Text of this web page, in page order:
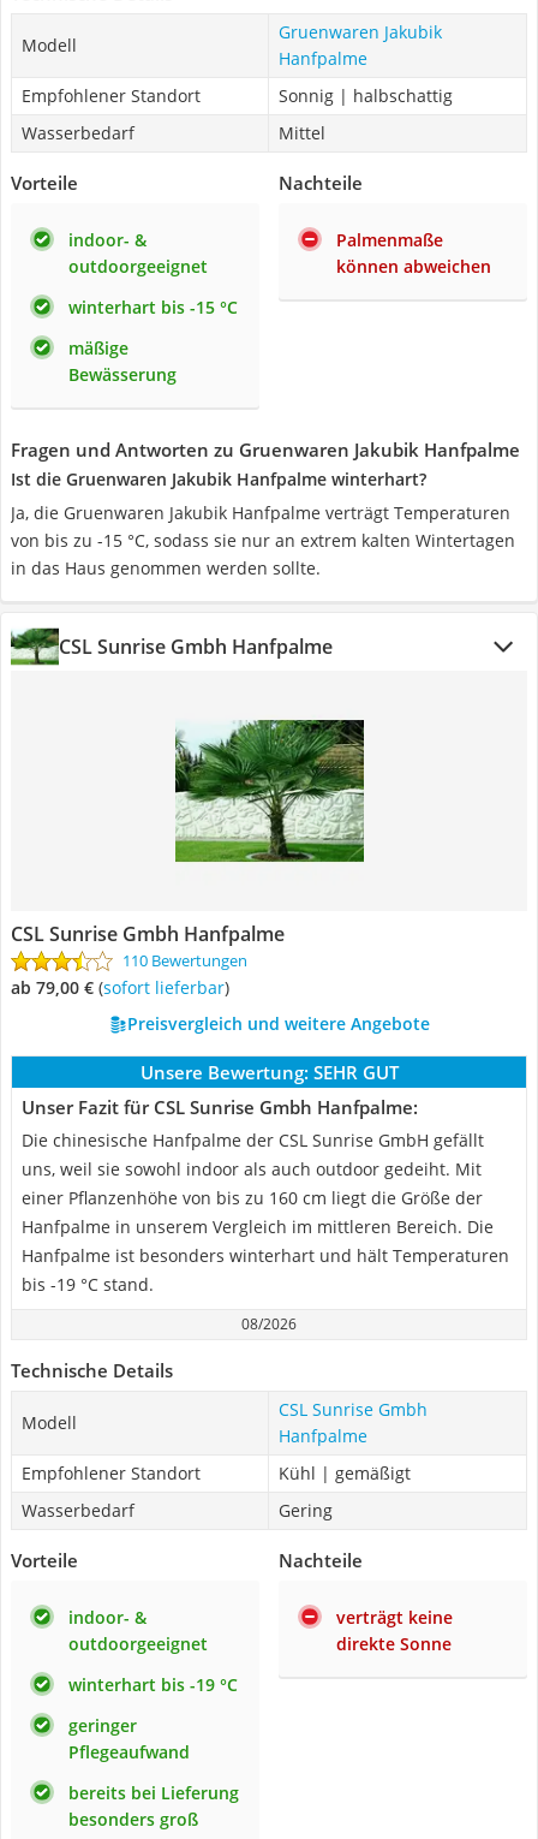
Modell
Gruenwaren Jakubik
Hanfpalme
Empfohlener Standort
Sonnig | halbschattig
Wasserbedarf
Mittel
Vorteile
indoor- &
outdoorgeeignet
winterhart bis -15 °C
mäßige
Bewässerung
Nachteile
Palmenmaße
können abweichen
Fragen und Antworten zu Gruenwaren Jakubik Hanfpalme
Ist die Gruenwaren Jakubik Hanfpalme winterhart?
Ja, die Gruenwaren Jakubik Hanfpalme verträgt Temperaturen
von bis zu -15 °C, sodass sie nur an extrem kalten Wintertagen
in das Haus genommen werden sollte.
CSL Sunrise Gmbh Hanfpalme
CSL Sunrise Gmbh Hanfpalme
110 Bewertungen
ab 79,00 € ( Sofort lieferbar)
Preisvergleich und weitere Angebote
Unsere Bewertung: SEHR GUT
Unser Fazit für CSL Sunrise Gmbh Hanfpalme:
Die chinesische Hanfpalme der CSL Sunrise GmbH gefällt
uns, weil sie sowohl indoor als auch outdoor gedeiht. Mit
einer Pflanzenhöhe von bis zu 160 cm liegt die Größe der
Hanfpalme in unserem Vergleich im mittleren Bereich. Die
Hanfpalme ist besonders winterhart und hält Temperaturen
bis -19 °C stand.
08/2026
Technische Details
Modell
CSL Sunrise Gmbh
Hanfpalme
Empfohlener Standort
Kühl | gemäßigt
Wasserbedarf
Gering
Vorteile
indoor- &
outdoorgeeignet
winterhart bis -19 °C
geringer
Pflegeaufwand
bereits bei Lieferung
besonders groß
Nachteile
verträgt keine
direkte Sonne